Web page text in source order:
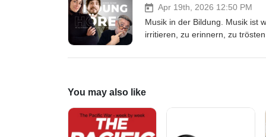
Fragen, Lösungsorientierung,
wirken oft wie … Mehr dazu im
unserer Webseite.
Apr 19th, 2026 12:50 PM
Musik in der Bildung. Musik ist
irritieren, zu erinnern, zu
Stimmungen, Erfahrungen,
um sensible Themen zu
unserer Webseite.
You may also like